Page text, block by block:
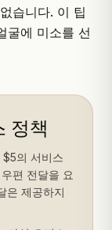
습니다. 이 팁
굴에 미소를 선
정책
$5의 서비스
편 전달을 요
은 제공하지